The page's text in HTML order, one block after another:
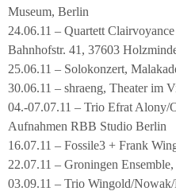
Museum, Berlin
24.06.11 – Quartett
Bahnhofstr. 41, 37603
25.06.11 – Solokonzert,
30.06.11 – shraeng, Theater im
04.-07.07.11 – Trio Efrat Alony/
Aufnahmen RBB Studio Berlin
16.07.11 – Fossile3 + Frank
22.07.11 – Groningen
03.09.11 – Trio Wingold/